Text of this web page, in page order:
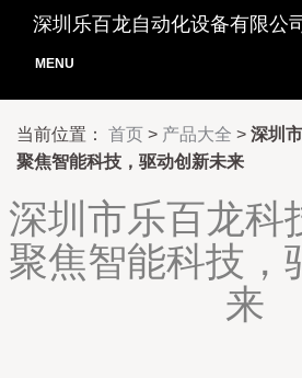
深圳乐百龙自动化设备有限公司
MENU
当前位置： 首页 > 产品大全 > 深圳
聚焦智能科技，驱动创新未来
深圳市乐百龙科
聚焦智能科技，
来